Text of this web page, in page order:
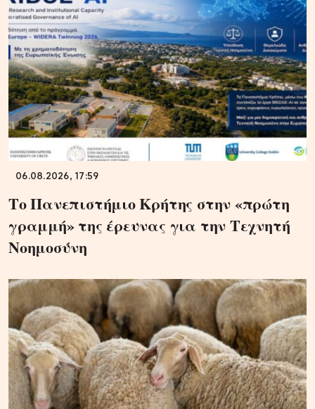
06.08.2026, 17:59
Το Πανεπιστήμιο Κρήτης στην «πρώτη
γραμμή» της έρευνας για την Τεχνητή
Νοημοσύνη